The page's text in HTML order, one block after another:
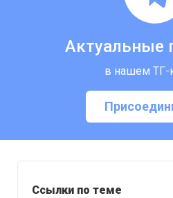
Ссылки по теме
Актуальные
в нашем ТГ-